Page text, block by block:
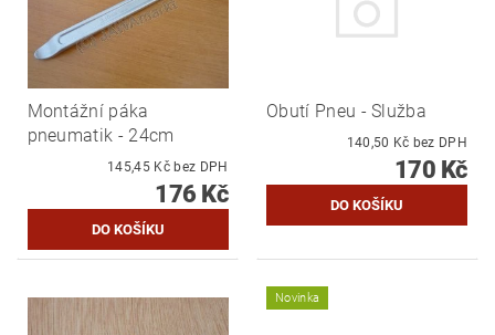
Montážní páka
pneumatik - 24cm
145,45 Kč bez DPH
176 Kč
Obutí Pneu - Služba
140,50 Kč bez DPH
170 Kč
Novinka